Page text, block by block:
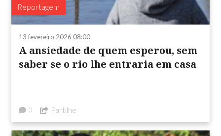
Reportagem
13 fevereiro 2026 08:00
A ansiedade de quem esperou, sem
saber se o rio lhe entraria em casa
0 Partilhe